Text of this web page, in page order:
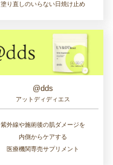
塗り直しのいらない日焼け止め
@dds
アットディディエス
紫外線や施術後の肌ダメージを
内側からケアする
医療機関専売サプリメント